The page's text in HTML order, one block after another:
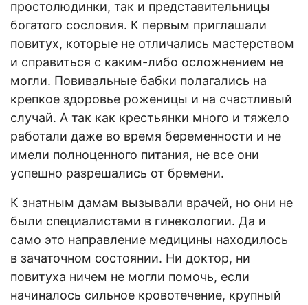
простолюдинки, так и представительницы
богатого сословия. К первым приглашали
повитух, которые не отличались мастерством
и справиться с каким-либо осложнением не
могли. Повивальные бабки полагались на
крепкое здоровье роженицы и на счастливый
случай. А так как крестьянки много и тяжело
работали даже во время беременности и не
имели полноценного питания, не все они
успешно разрешались от бремени.
К знатным дамам вызывали врачей, но они не
были специалистами в гинекологии. Да и
само это направление медицины находилось
в зачаточном состоянии. Ни доктор, ни
повитуха ничем не могли помочь, если
начиналось сильное кровотечение, крупный